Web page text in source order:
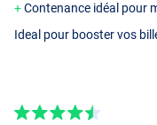
Contenance idéal pour
Ideal pour booster vos